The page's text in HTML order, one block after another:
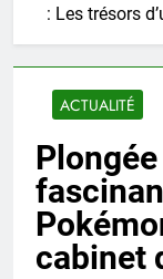
: Les trésors
ACTUALITÉ
cabinet